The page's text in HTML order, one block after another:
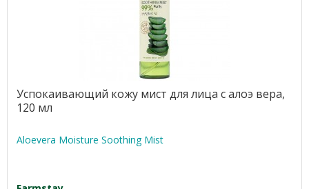
Успокаивающий кожу мист для лица с алоэ вера,
120 мл
Aloevera Moisture Soothing Mist